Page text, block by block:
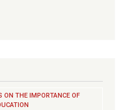
ON THE IMPORTANCE OF